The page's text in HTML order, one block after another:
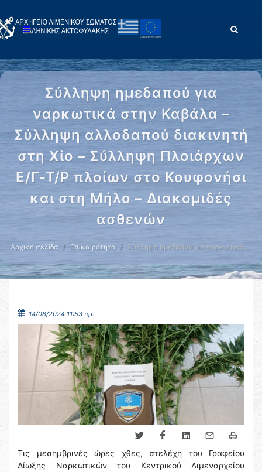
Σύλληψη ημεδαπού για
ναρκωτικά στην Καβάλα –
Σύλληψη αλλοδαπού διακινητή
στη Χίο – Σύλληψη Πλοιάρχων
Ε/Γ-Τ/Ρ πλοίων στο Κουφονήσι
και στη Μήλο – Διακομιδές
ασθενών
Αρχική σελίδα Επικαιρότητα Σύλληψη ημεδαπού για ναρκωτικά …
14/08/2024 11:53 πμ.
Τις μεσημβρινές ώρες χθες, στελέχη του Γραφείου
Δίωξης Ναρκωτικών του Κεντρικού Λιμεναρχείου